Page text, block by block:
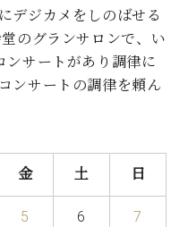
デジカメをしのばせる
のグランサロンで、い
ンサートがあり調律に
ンサートの調律を頼ん
金 土 日
5 6 7